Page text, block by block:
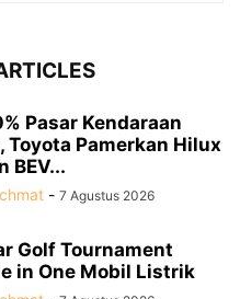
Pasar Kendaraan
Toyota Pamerkan Hilux
BEV...
- 7 Agustus 2026
Golf Tournament
in One Mobil Listrik